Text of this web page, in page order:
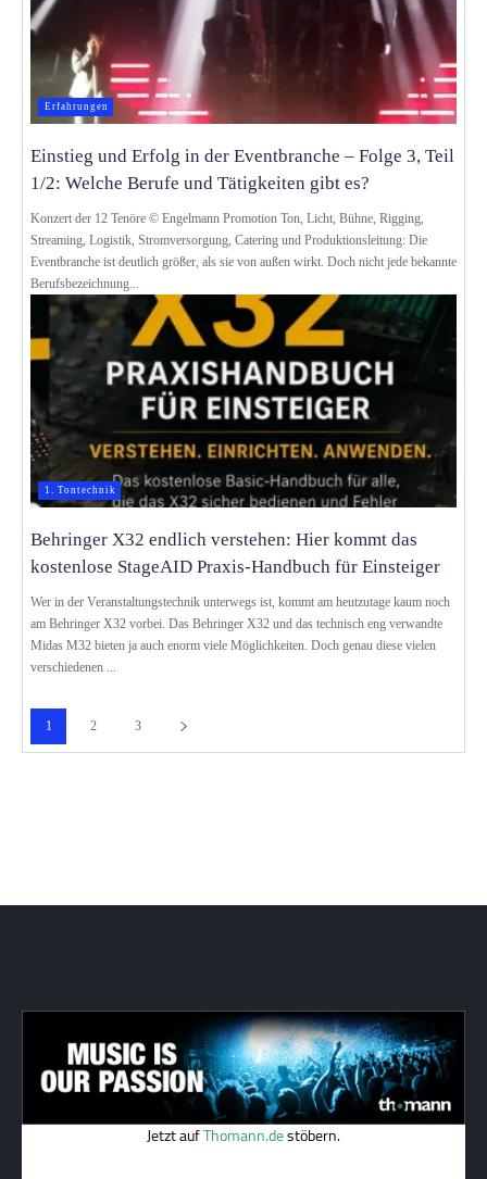
Erfahrungen
Einstieg und Erfolg in der Event­bran­che – Folge 3, Teil
1/2: Welche Be­rufe und Tä­tig­kei­ten gibt es?
Konzert der 12 Tenöre © Engelmann Promotion Ton, Licht, Bühne, Rigging,
Streaming, Logistik, Stromversorgung, Catering und Produktionsleitung: Die
Eventbranche ist deutlich größer, als sie von außen wirkt. Doch nicht jede bekannte
Berufsbezeichnung...
1. Tontechnik
Behringer X32 endlich verstehen: Hier kommt das
kostenlose StageAID Praxis-Handbuch für Einsteiger
Wer in der Veranstaltungstechnik unterwegs ist, kommt am heutzutage kaum noch
am Behringer X32 vorbei. Das Behringer X32 und das technisch eng verwandte
Midas M32 bieten ja auch enorm viele Möglichkeiten. Doch genau diese vielen
verschiedenen ...
1 2 3
Jetzt aufThomann.destöbern.